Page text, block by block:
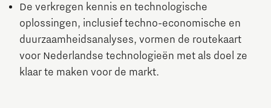
De verkregen kennis en technologische
oplossingen, inclusief techno-economische en
duurzaamheidsanalyses, vormen de routekaart
voor Nederlandse technologieën met als doel ze
klaar te maken voor de markt.